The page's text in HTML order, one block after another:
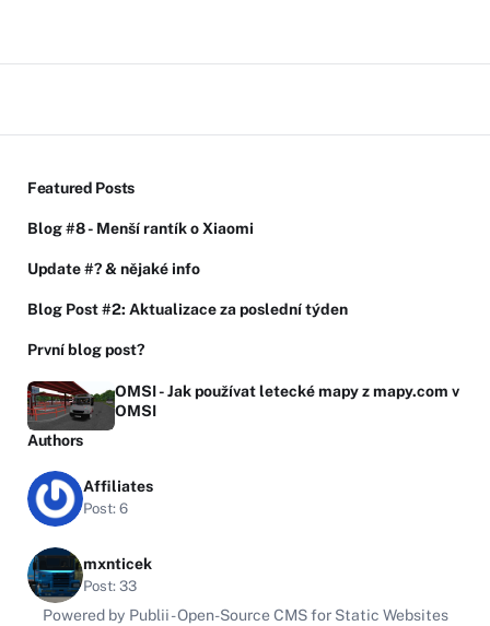
Featured Posts
Blog #8 - Menší rantík o Xiaomi
Update #? & nějaké info
Blog Post #2: Aktualizace za poslední týden
První blog post?
OMSI - Jak používat letecké mapy z mapy.com v
OMSI
Authors
Affiliates
Post: 6
mxnticek
Post: 33
Powered by Publii - Open-Source CMS for Static Websites